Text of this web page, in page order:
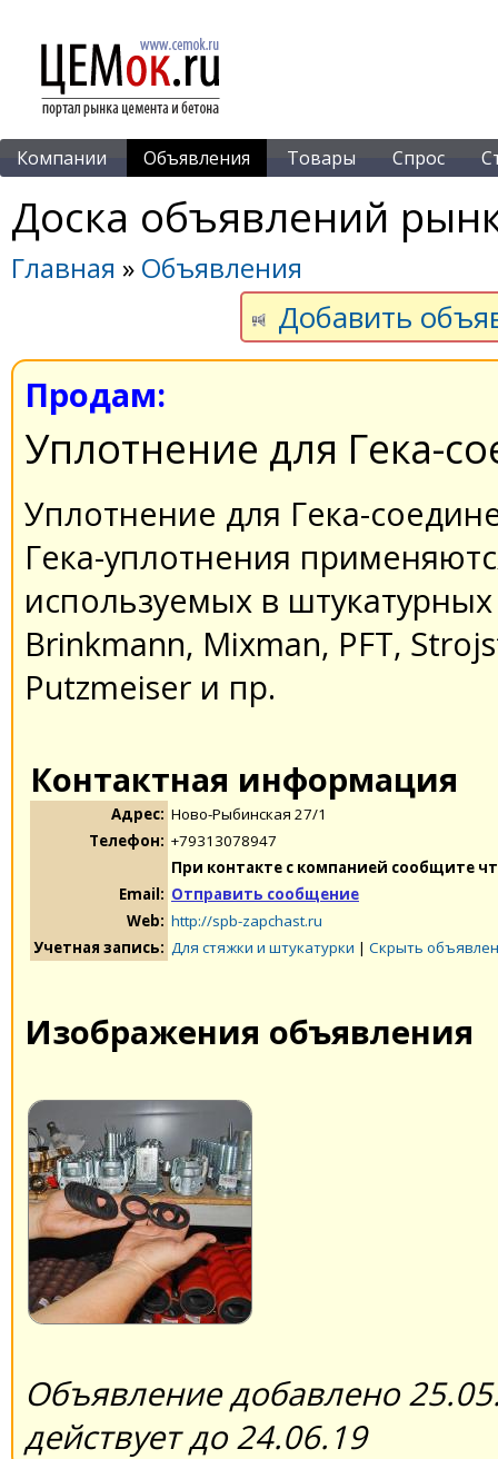
Компании Объявления Товары Спрос
Доска объявлений
Главная » Объявления
Добавить
Продам:
Уплотнение для Гека-
Уплотнение для Гека-
Гека-уплотнения
используемых в
Brinkmann, Mixman, PFT,
Putzmeiser и пр.
Контактная информация
Адрес: Ново-Рыбинская 27/1
Телефон: +79313078947
При контакте с компанией сообщите
Email: Отправить сообщение
Web: http://spb-zapchast.ru
Учетная запись: Для стяжки и штукатурки | Скрыть
Изображения объявления
Объявление добавлено
действует до 24.06.19